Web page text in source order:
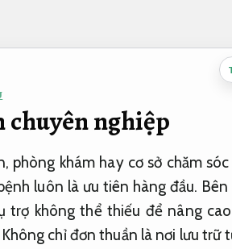
chuyên nghiệp
khám hay cơ sở chăm sóc
luôn là ưu tiên hàng đầu.
trợ không thể thiếu để nâng
chỉ đơn thuần là nơi lưu trữ